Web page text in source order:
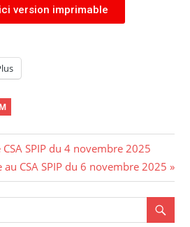
version imprimable
SPIP du 4 novembre 2025
CSA SPIP du 6 novembre 2025